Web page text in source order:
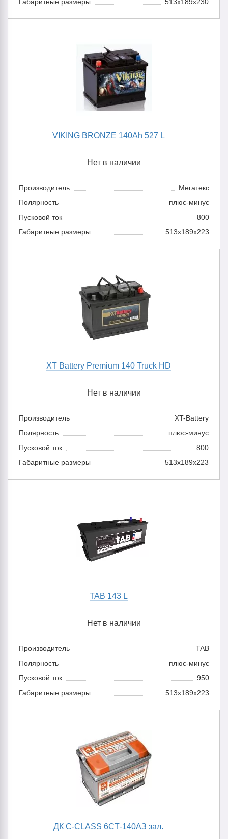
VIKING BRONZE 140Ah 527 L
Нет в наличии
Производитель
Мегатекс
Полярность
плюс-минус
Пусковой ток
800
Габаритные размеры
513x189x223
XT Battery Premium 140 Truck HD
Нет в наличии
Производитель
XT-Battery
Полярность
плюс-минус
Пусковой ток
800
Габаритные размеры
513x189x223
TAB 143 L
Нет в наличии
Производитель
TAB
Полярность
плюс-минус
Пусковой ток
950
Габаритные размеры
513x189x223
ДК C-CLASS 6CТ-140АЗ зал.